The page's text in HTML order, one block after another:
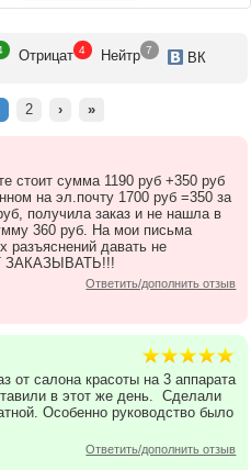
Отрицат 4 Нейтр 7 ВК
2 › »
стоит сумма 1190 руб +350 руб
на эл.почту 1700 руб =350 за
получила заказ и не нашла в
360 руб. На мои письма
разъяснений давать не
ЗАКАЗЫВАТЬ!!!
Ответить/дополнить отзыв
от салона красоты на 3 аппарата
в этот же день. Сделали
Особенно руководство было
Ответить/дополнить отзыв